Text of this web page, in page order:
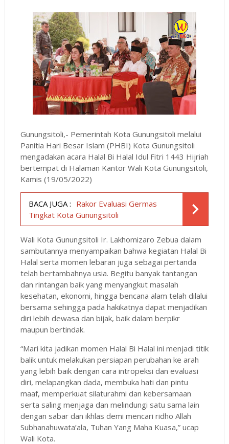
Gunungsitoli,- Pemerintah Kota Gunungsitoli melalui
Panitia Hari Besar Islam (PHBI) Kota Gunungsitoli
mengadakan acara Halal Bi Halal Idul Fitri 1443 Hijriah
bertempat di Halaman Kantor Wali Kota Gunungsitoli,
Kamis (19/05/2022)
BACA JUGA : Rakor Evaluasi Germas
Tingkat Kota Gunungsitoli
Wali Kota Gunungsitoli Ir. Lakhomizaro Zebua dalam
sambutannya menyampaikan bahwa kegiatan Halal Bi
Halal serta momen lebaran juga sebagai pertanda
telah bertambahnya usia. Begitu banyak tantangan
dan rintangan baik yang menyangkut masalah
kesehatan, ekonomi, hingga bencana alam telah dilalui
bersama sehingga pada hakikatnya dapat menjadikan
diri lebih dewasa dan bijak, baik dalam berpikr
maupun bertindak.
“Mari kita jadikan momen Halal Bi Halal ini menjadi titik
balik untuk melakukan persiapan perubahan ke arah
yang lebih baik dengan cara intropeksi dan evaluasi
diri, melapangkan dada, membuka hati dan pintu
maaf, memperkuat silaturahmi dan kebersamaan
serta saling menjaga dan melindungi satu sama lain
dengan sabar dan ikhlas demi mencari ridho Allah
Subhanahuwata’ala, Tuhan Yang Maha Kuasa,” ucap
Wali Kota.